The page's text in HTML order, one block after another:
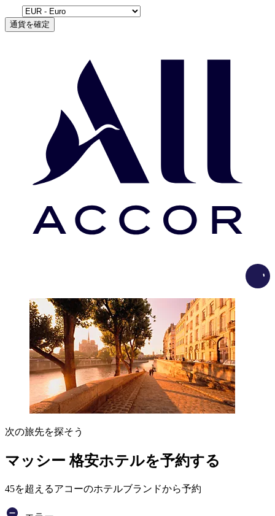
通貨を確定
次の旅先を探そう
マッシー 格安ホテルを予約する
45を超えるアコーのホテルブランドから予約